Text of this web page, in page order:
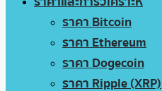
ราคา Bitcoin
ราคา Ethereum
ราคา Dogecoin
ราคา Ripple (XRP)